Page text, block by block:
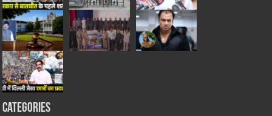
Categories